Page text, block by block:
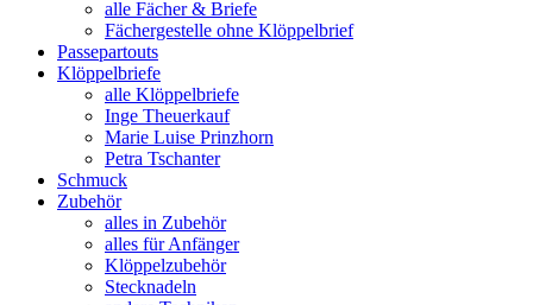
alle Fächer & Briefe
Fächergestelle ohne Klöppelbrief
Passepartouts
Klöppelbriefe
alle Klöppelbriefe
Inge Theuerkauf
Marie Luise Prinzhorn
Petra Tschanter
Schmuck
Zubehör
alles in Zubehör
alles für Anfänger
Klöppelzubehör
Stecknadeln